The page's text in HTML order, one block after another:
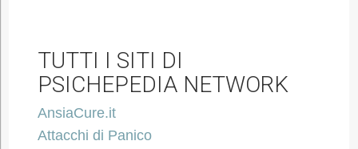
TUTTI I SITI DI
PSICHEPEDIA NETWORK
AnsiaCure.it
Attacchi di Panico